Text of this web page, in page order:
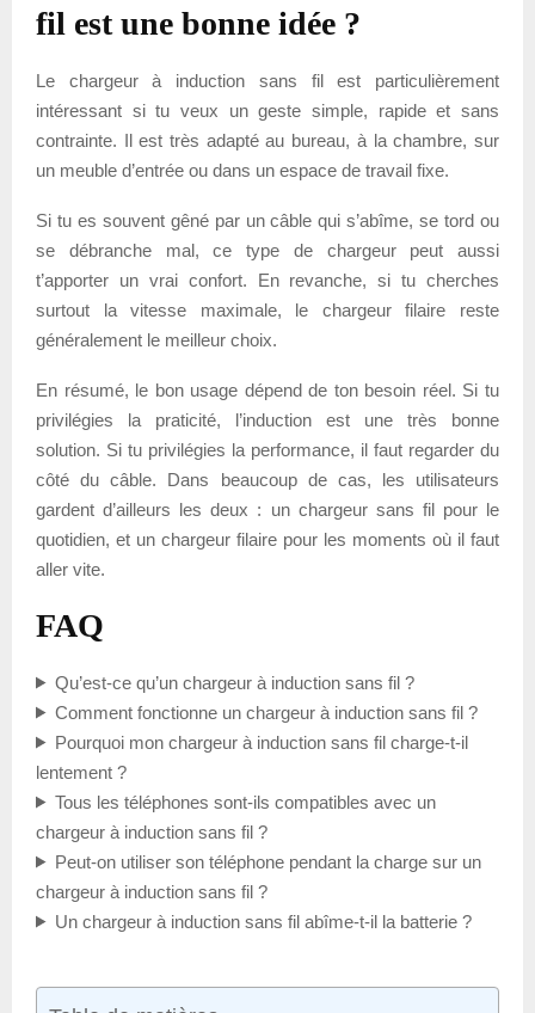
fil est une bonne idée ?
Le chargeur à induction sans fil est particulièrement
intéressant si tu veux un geste simple, rapide et sans
contrainte. Il est très adapté au bureau, à la chambre, sur
un meuble d’entrée ou dans un espace de travail fixe.
Si tu es souvent gêné par un câble qui s’abîme, se tord ou
se débranche mal, ce type de chargeur peut aussi
t’apporter un vrai confort. En revanche, si tu cherches
surtout la vitesse maximale, le chargeur filaire reste
généralement le meilleur choix.
En résumé, le bon usage dépend de ton besoin réel. Si tu
privilégies la praticité, l’induction est une très bonne
solution. Si tu privilégies la performance, il faut regarder du
côté du câble. Dans beaucoup de cas, les utilisateurs
gardent d’ailleurs les deux : un chargeur sans fil pour le
quotidien, et un chargeur filaire pour les moments où il faut
aller vite.
FAQ
Qu’est-ce qu’un chargeur à induction sans fil ?
Comment fonctionne un chargeur à induction sans fil ?
Pourquoi mon chargeur à induction sans fil charge-t-il
lentement ?
Tous les téléphones sont-ils compatibles avec un
chargeur à induction sans fil ?
Peut-on utiliser son téléphone pendant la charge sur un
chargeur à induction sans fil ?
Un chargeur à induction sans fil abîme-t-il la batterie ?